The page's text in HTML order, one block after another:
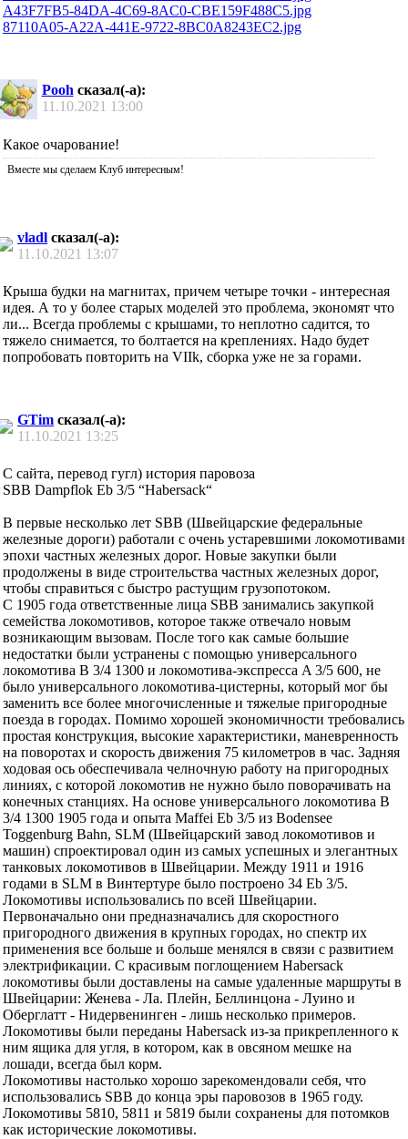
A43F7FB5-84DA-4C69-8AC0-CBE159F488C5.jpg
87110A05-A22A-441E-9722-8BC0A8243EC2.jpg
Pooh сказал(-а):
11.10.2021 13:00
Какое очарование!
Вместе мы сделаем Клуб интересным!
vladl сказал(-а):
11.10.2021 13:07
Крыша будки на магнитах, причем четыре точки - интересная
идея. А то у более старых моделей это проблема, экономят что
ли... Всегда проблемы с крышами, то неплотно садится, то
тяжело снимается, то болтается на креплениях. Надо будет
попробовать повторить на VIIk, сборка уже не за горами.
GTim сказал(-а):
11.10.2021 13:25
С сайта, перевод гугл) история паровоза
SBB Dampflok Eb 3/5 “Habersack“
В первые несколько лет SBB (Швейцарские федеральные
железные дороги) работали с очень устаревшими локомотивами
эпохи частных железных дорог. Новые закупки были
продолжены в виде строительства частных железных дорог,
чтобы справиться с быстро растущим грузопотоком.
С 1905 года ответственные лица SBB занимались закупкой
семейства локомотивов, которое также отвечало новым
возникающим вызовам. После того как самые большие
недостатки были устранены с помощью универсального
локомотива B 3/4 1300 и локомотива-экспресса A 3/5 600, не
было универсального локомотива-цистерны, который мог бы
заменить все более многочисленные и тяжелые пригородные
поезда в городах. Помимо хорошей экономичности требовались
простая конструкция, высокие характеристики, маневренность
на поворотах и ​​скорость движения 75 километров в час. Задняя
ходовая ось обеспечивала челночную работу на пригородных
линиях, с которой локомотив не нужно было поворачивать на
конечных станциях. На основе универсального локомотива B
3/4 1300 1905 года и опыта Maffei Eb 3/5 из Bodensee
Toggenburg Bahn, SLM (Швейцарский завод локомотивов и
машин) спроектировал один из самых успешных и элегантных
танковых локомотивов в Швейцарии. Между 1911 и 1916
годами в SLM в Винтертуре было построено 34 Eb 3/5.
Локомотивы использовались по всей Швейцарии.
Первоначально они предназначались для скоростного
пригородного движения в крупных городах, но спектр их
применения все больше и больше менялся в связи с развитием
электрификации. С красивым поглощением Habersack
локомотивы были доставлены на самые удаленные маршруты в
Швейцарии: Женева - Ла. Плейн, Беллинцона - Луино и
Оберглатт - Нидервенинген - лишь несколько примеров.
Локомотивы были переданы Habersack из-за прикрепленного к
ним ящика для угля, в котором, как в овсяном мешке на
лошади, всегда был корм.
Локомотивы настолько хорошо зарекомендовали себя, что
использовались SBB до конца эры паровозов в 1965 году.
Локомотивы 5810, 5811 и 5819 были сохранены для потомков
как исторические локомотивы.